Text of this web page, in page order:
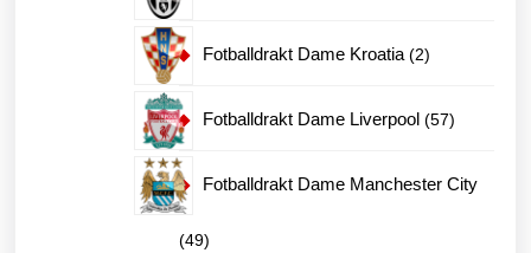
Fotballdrakt Dame Kroatia 22
Fotballdrakt Dame Liverpool 5757
Fotballdrakt Dame Manchester City
4949